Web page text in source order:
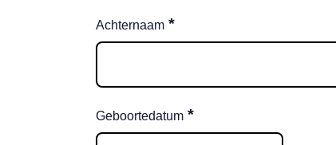
Achternaam *
Geboortedatum *